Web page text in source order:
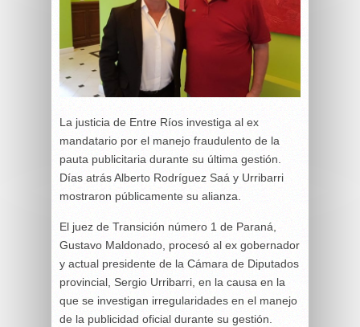
La justicia de Entre Ríos investiga al ex
mandatario por el manejo fraudulento de la
pauta publicitaria durante su última gestión.
Días atrás Alberto Rodríguez Saá y Urribarri
mostraron públicamente su alianza.
El juez de Transición número 1 de Paraná,
Gustavo Maldonado, procesó al ex gobernador
y actual presidente de la Cámara de Diputados
provincial, Sergio Urribarri, en la causa en la
que se investigan irregularidades en el manejo
de la publicidad oficial durante su gestión.